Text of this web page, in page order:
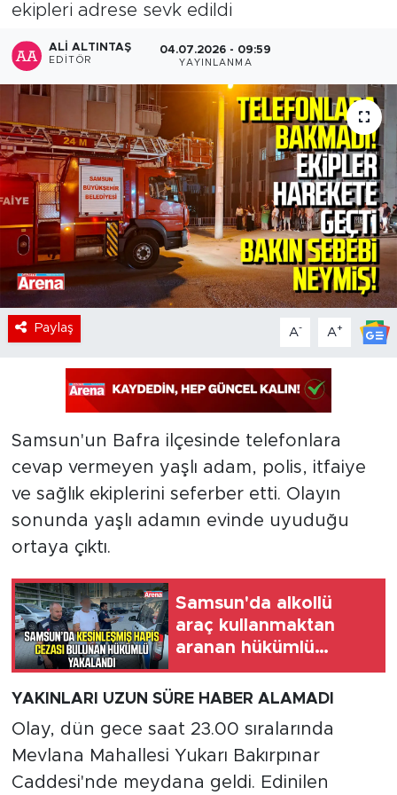
ekipleri adrese sevk edildi
ALI ALTINTAŞ
EDITÖR
04.07.2026 - 09:59
YAYINLANMA
Paylaş A- A+
Samsun'un Bafra ilçesinde telefonlara
cevap vermeyen yaşlı adam, polis, itfaiye
ve sağlık ekiplerini seferber etti. Olayın
sonunda yaşlı adamın evinde uyuduğu
ortaya çıktı.
Samsun'da alkollü
araç kullanmaktan
aranan hükümlü
cezaevine gönderildi
YAKINLARI UZUN SÜRE HABER ALAMADI
Olay, dün gece saat 23.00 sıralarında
Mevlana Mahallesi Yukarı Bakırpınar
Caddesi'nde meydana geldi. Edinilen
Haber Arşivi